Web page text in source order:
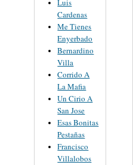
Luis
Cardenas
Me Tienes
Enyerbado
Bernardino
Villa
Corrido A
La Mafia
Un Cirio A
San Jose
Esas Bonitas
Pestañas
Francisco
Villalobos